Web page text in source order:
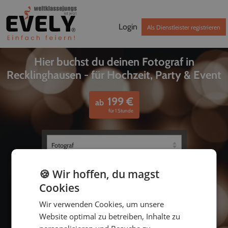
Login Als Dienstleister registrieren
Hier buchst du deinen Fotograf in
Recklinghausen - für Hochzeit, Party & Event
ab 199€
für 1 Stunde
bis
🍪 Wir hoffen, du magst
Cookies
Wir verwenden Cookies, um unsere
Website optimal zu betreiben, Inhalte zu